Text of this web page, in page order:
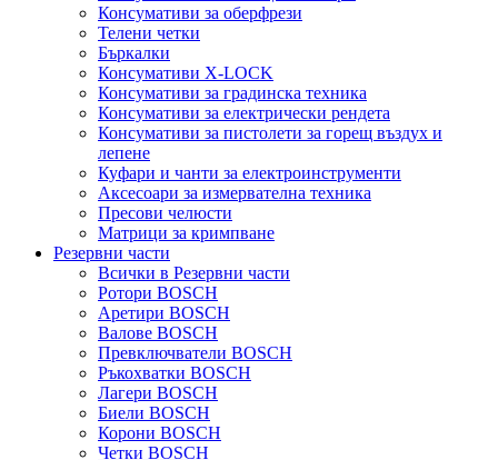
Консумативи за оберфрези
Телени четки
Бъркалки
Консумативи X-LOCK
Консумативи за градинска техника
Консумативи за електрически рендета
Консумативи за пистолети за горещ въздух и
лепене
Куфари и чанти за електроинструменти
Аксесоари за измервателна техника
Пресови челюсти
Матрици за кримпване
Резервни части
Всички в Резервни части
Ротори BOSCH
Аретири BOSCH
Валове BOSCH
Превключватели BOSCH
Ръкохватки BOSCH
Лагери BOSCH
Биели BOSCH
Корони BOSCH
Четки BOSCH